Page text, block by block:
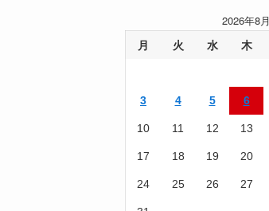
事
2026年8月
月 火 水 木
3 4 5 6
10 11 12 13
17 18 19 20
24 25 26 27